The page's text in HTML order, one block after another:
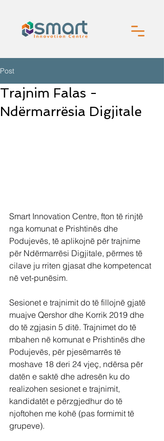
Post
Trajnim Falas -
Ndërmarrësia Digjitale
Smart Innovation Centre, fton të rinjtë
nga komunat e Prishtinës dhe
Podujevës, të aplikojnë për trajnime
për Ndërmarrësi Digjitale, përmes të
cilave ju rriten gjasat dhe kompetencat
në vet-punësim.
Sesionet e trajnimit do të fillojnë gjatë
muajve Qershor dhe Korrik 2019 dhe
do të zgjasin 5 ditë. Trajnimet do të
mbahen në komunat e Prishtinës dhe
Podujevës, për pjesëmarrës të
moshave 18 deri 24 vjeç, ndërsa për
datën e saktë dhe adresën ku do
realizohen sesionet e trajnimit,
kandidatët e përzgjedhur do të
njoftohen me kohë (pas formimit të
grupeve).